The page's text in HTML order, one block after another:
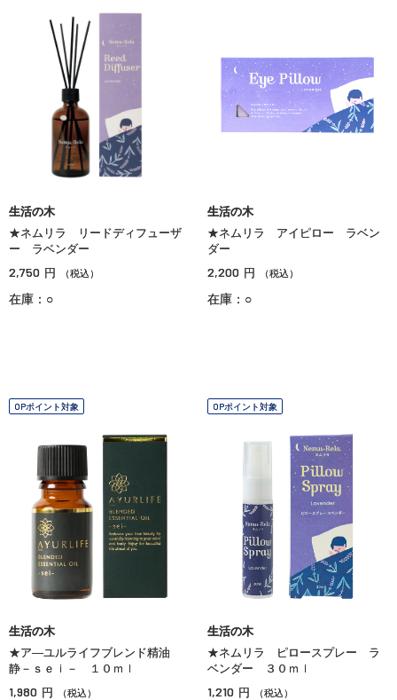
生活の木
★ネムリラ リードディフューザ
ー ラベンダー
2,750 円 （税込）
在庫：○
生活の木
★ネムリラ アイピロー ラベン
ダー
2,200 円 （税込）
在庫：○
OPポイント対象
生活の木
★ア―ユルライフブレンド精油
静－ｓｅｉ－ １０ｍｌ
1,980 円 （税込）
OPポイント対象
生活の木
★ネムリラ ピロースプレー ラ
ベンダー ３０ｍｌ
1,210 円 （税込）